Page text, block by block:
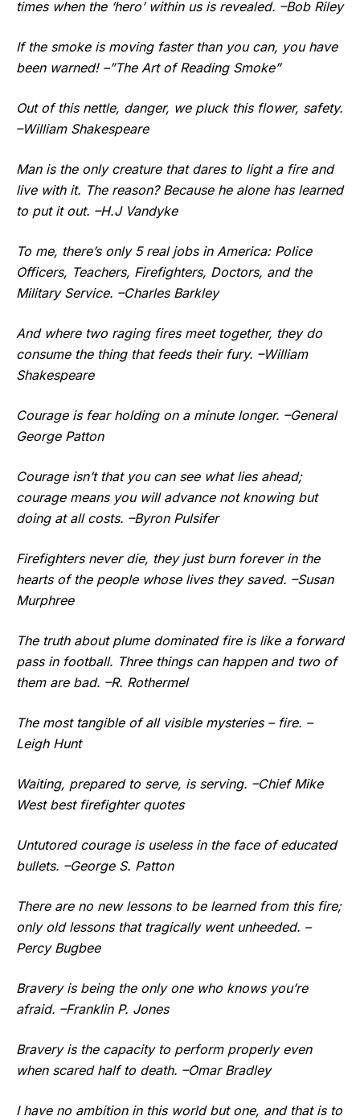
times when the ‘hero’ within us is revealed. –Bob Riley
If the smoke is moving faster than you can, you have
been warned! –”The Art of Reading Smoke”
Out of this nettle, danger, we pluck this flower, safety.
–William Shakespeare
Man is the only creature that dares to light a fire and
live with it. The reason? Because he alone has learned
to put it out. –H.J Vandyke
To me, there’s only 5 real jobs in America: Police
Officers, Teachers, Firefighters, Doctors, and the
Military Service. –Charles Barkley
And where two raging fires meet together, they do
consume the thing that feeds their fury. –William
Shakespeare
Courage is fear holding on a minute longer. –General
George Patton
Courage isn’t that you can see what lies ahead;
courage means you will advance not knowing but
doing at all costs. –Byron Pulsifer
Firefighters never die, they just burn forever in the
hearts of the people whose lives they saved. –Susan
Murphree
The truth about plume dominated fire is like a forward
pass in football. Three things can happen and two of
them are bad. –R. Rothermel
The most tangible of all visible mysteries – fire. –
Leigh Hunt
Waiting, prepared to serve, is serving. –Chief Mike
West best firefighter quotes
Untutored courage is useless in the face of educated
bullets. –George S. Patton
There are no new lessons to be learned from this fire;
only old lessons that tragically went unheeded. –
Percy Bugbee
Bravery is being the only one who knows you’re
afraid. –Franklin P. Jones
Bravery is the capacity to perform properly even
when scared half to death. –Omar Bradley
I have no ambition in this world but one, and that is to